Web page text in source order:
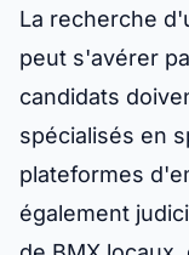
La recherche
peut s'avérer
candidats
spécialisés en
plateformes
également